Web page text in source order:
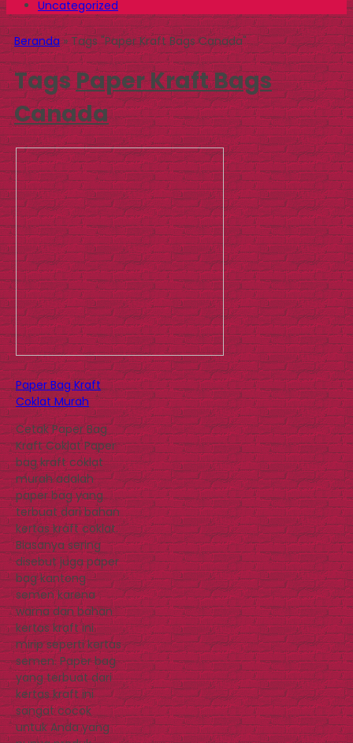
Uncategorized
Beranda»Tags "Paper Kraft Bags Canada"
TagsPaper Kraft Bags
Canada
Paper Bag Kraft
Coklat Murah
Cetak Paper Bag
Kraft Coklat Paper
bag kraft coklat
murah adalah
paper bag yang
terbuat dari bahan
kertas kraft coklat.
Biasanya sering
disebut juga paper
bag kantong
semen karena
warna dan bahan
kertas kraft ini
mirip seperti kertas
semen. Paper bag
yang terbuat dari
kertas kraft ini
sangat cocok
untuk Anda yang